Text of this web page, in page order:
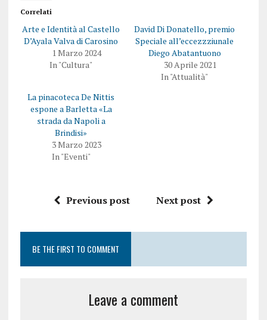
Correlati
Arte e Identità al Castello
D’Ayala Valva di Carosino
1 Marzo 2024
In "Cultura"
David Di Donatello, premio
Speciale all’eccezzziunale
Diego Abatantuono
30 Aprile 2021
In "Attualità"
La pinacoteca De Nittis
espone a Barletta «La
strada da Napoli a
Brindisi»
3 Marzo 2023
In "Eventi"
Previous post Next post
BE THE FIRST TO COMMENT
Leave a comment